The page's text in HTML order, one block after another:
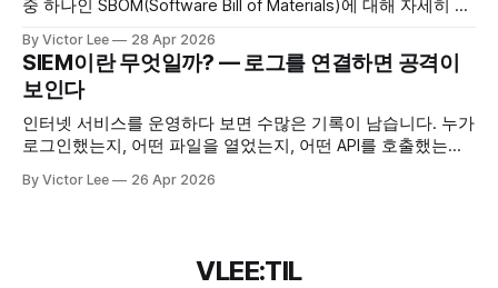
중 하나인 SBOM(Software Bill of Materials)에 대해 자세히 알
트웨어는 처음부터 끝까지 직접 모든 코드를 작성하는 경우가
드뭅니다. 대부분 오픈소스와 외부 라이브러리를 조합하여 만
들어집니다. 문제는 바로 여기서 시작됩니다. "우리가 만든 서
비스 안에 어떤
By Victor Lee 28 Apr 2026
SIEM이란 무엇일까? — 로그를 연결하면 공격이
보인다
인터넷 서비스를 운영하다 보면 수많은 기록이 남습니다. 누가
로그인했는지, 어떤 파일을 열었는지, 어떤 API를 호출했는지.
쌓이면 쌓일수록 한 가지 문제가 생깁니다. "이걸 다 어떻게
By Victor Lee 26 Apr 2026
VLEE:TIL